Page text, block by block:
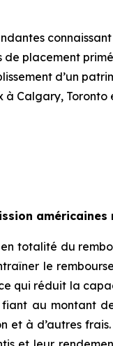
placement
d’un
Calgary, Toronto
en totalité du
le
réduit la
au montant
à d’autres